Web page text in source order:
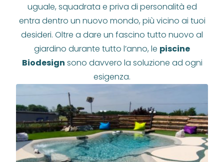
uguale, squadrata e priva di personalità ed
entra dentro un nuovo mondo, più vicino ai tuoi
desideri. Oltre a dare un fascino tutto nuovo al
giardino durante tutto l’anno, le piscine
Biodesign sono davvero la soluzione ad ogni
esigenza.